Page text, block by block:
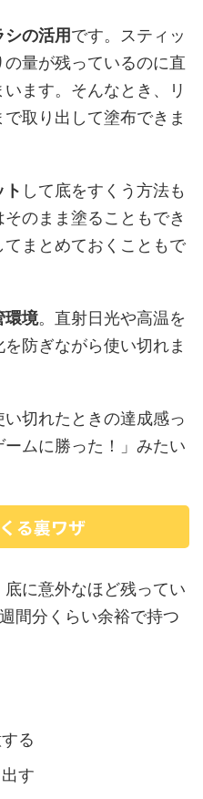
シの活用です。スティッ
量が残っているのに直
ます。そんなとき、リ
取り出して塗布できま
して底をすくう方法も
のまま塗ることもでき
まとめておくこともで
環境。直射日光や高温を
防ぎながら使い切れま
切れたときの達成感っ
ムに勝った！」みたい
る裏ワザ
に意外なほど残ってい
間分くらい余裕で持つ
る
す